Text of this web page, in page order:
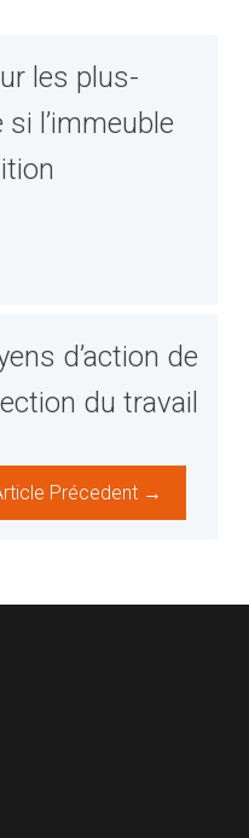
les plus-
l’immeuble
d’action de
du travail
Précedent →